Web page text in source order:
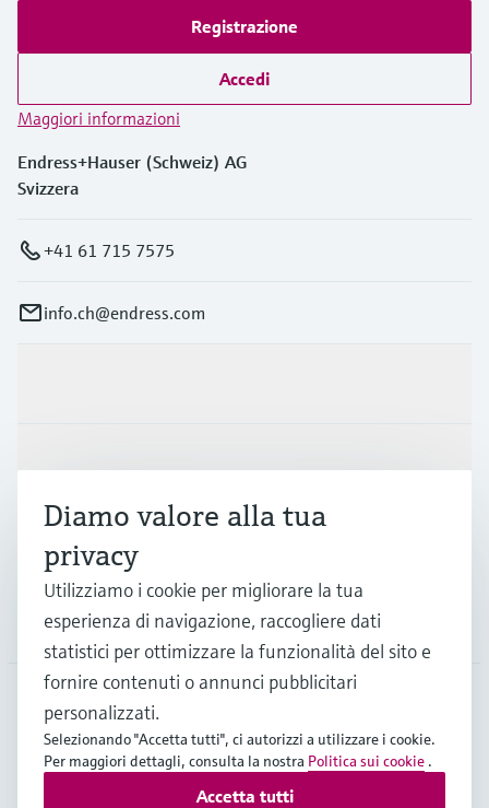
Registrazione
Accedi
Maggiori informazioni
Endress+Hauser (Schweiz) AG
Svizzera
+41 61 715 7575
info.ch@endress.com
Supporta
La società
CHE Italiano
Diamo valore alla tua
privacy
Utilizziamo i cookie per migliorare la tua
esperienza di navigazione, raccogliere dati
statistici per ottimizzare la funzionalità del sito e
fornire contenuti o annunci pubblicitari
personalizzati.
Selezionando "Accetta tutti", ci autorizzi a utilizzare i cookie.
Per maggiori dettagli, consulta la nostra Politica sui cookie .
Accetta tutti